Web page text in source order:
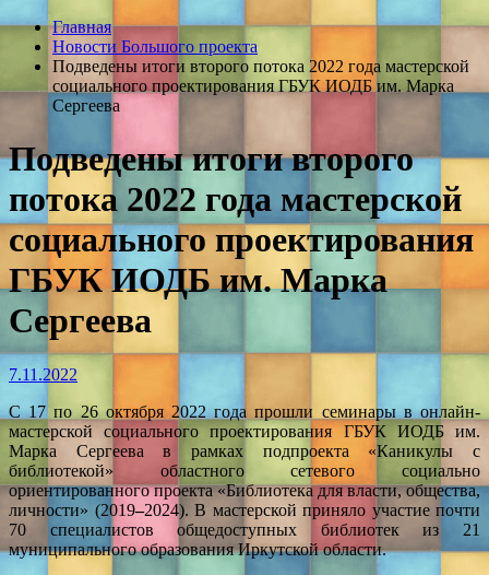
Главная
Новости Большого проекта
Подведены итоги второго потока 2022 года мастерской
социального проектирования ГБУК ИОДБ им. Марка
Сергеева
Подведены итоги второго
потока 2022 года мастерской
социального проектирования
ГБУК ИОДБ им. Марка
Сергеева
7.11.2022
С 17 по 26 октября 2022 года прошли семинары в онлайн-
мастерской социального проектирования ГБУК ИОДБ им.
Марка Сергеева в рамках подпроекта «Каникулы с
библиотекой» областного сетевого социально
ориентированного проекта «Библиотека для власти, общества,
личности» (2019–2024). В мастерской приняло участие почти
70 специалистов общедоступных библиотек из 21
муниципального образования Иркутской области.